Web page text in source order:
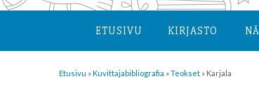
ETUSIVU KIRJASTO
Etusivu »Kuvittaja­bibliografia »Teokset » Karjala